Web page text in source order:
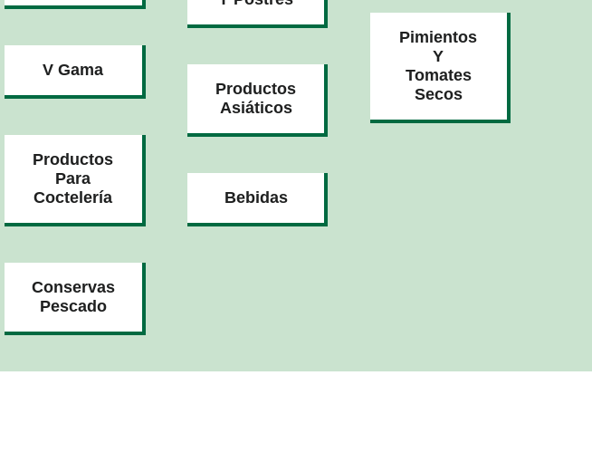
V Gama
Productos
Para
Coctelería
Conservas
Pescado
Productos
Asiáticos
Bebidas
Pimientos
Y
Tomates
Secos